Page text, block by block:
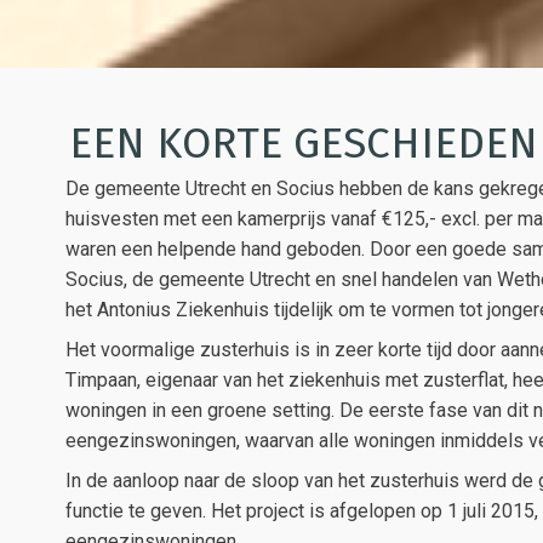
EEN KORTE
De gemeente Utrecht en Socius hebben de kans
huisvesten met een kamerprijs vanaf €125,- excl. per
waren een helpende hand geboden. Door een goede
Socius, de gemeente Utrecht en snel handelen van
het Antonius Ziekenhuis tijdelijk om te vormen tot
Het voormalige zusterhuis is in zeer korte tijd door
Timpaan, eigenaar van het ziekenhuis met zusterflat,
woningen in een groene setting. De eerste fase van dit
eengezinswoningen, waarvan alle woningen inmiddels
In de aanloop naar de sloop van het zusterhuis werd
functie te geven. Het project is afgelopen op 1 juli